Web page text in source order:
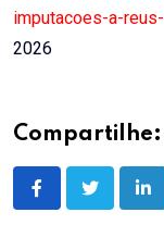
imputacoes-a-
2026
Compartilhe: